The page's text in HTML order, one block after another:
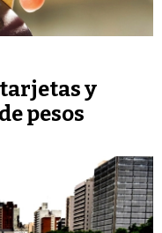
y
pesos